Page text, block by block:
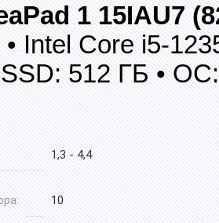
1 15IAU7
Intel Core i5-
512 ГБ •
1,3 - 4,4
10